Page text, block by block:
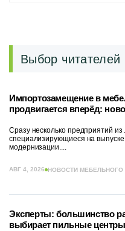
Выбор читателей
Импортозамещение в
продвигается вперёд:
Сразу несколько предприятий
специализирующиеся на выпуске
модернизации....
АВГ 4, 2026 НОВОСТИ МЕБЕЛЬНОГО
Эксперты: большинство
выбирает пильные